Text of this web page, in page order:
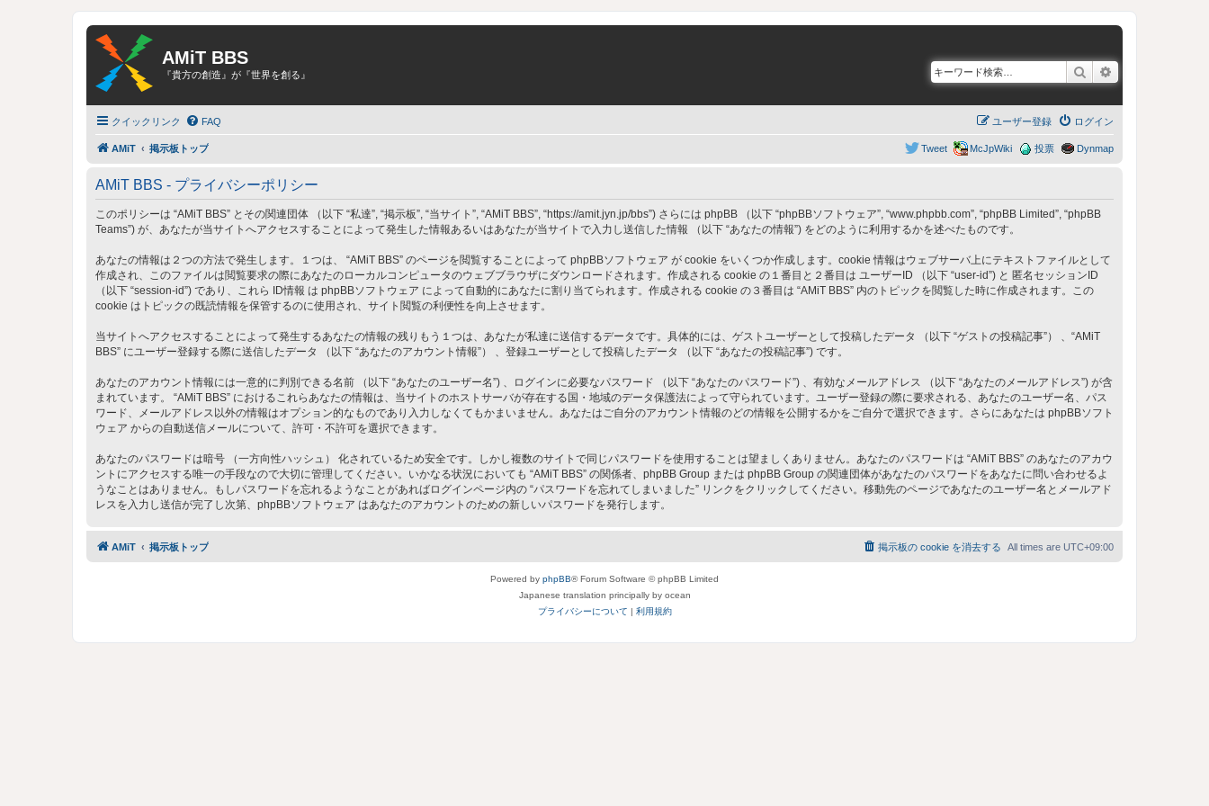
AMiT BBS
『貴方の創造』が『世界を創る』 検索
クイックリンク FAQ ログイン
ユーザー登録
AMiT 掲示板トップ Dynmap
投票
McJpWiki
Tweet
AMiT BBS - プライバシーポリシー
このポリシーは “AMiT BBS” とその関連団体 （以下 “私達”, “掲示板”, “当サイト”, “AMiT BBS”, “https://amit.jyn.jp/bbs”) さらには phpBB （以下 “phpBBソフトウェア”, “www.phpbb.com”, “phpBB Limited”, “phpBB
Teams”) が、あなたが当サイトへアクセスすることによって発生した情報あるいはあなたが当サイトで入力し送信した情報 （以下 “あなたの情報”) をどのように利用するかを述べたものです。
あなたの情報は２つの方法で発生します。１つは、 “AMiT BBS” のページを閲覧することによって phpBBソフトウェア が cookie をいくつか作成します。cookie 情報はウェブサーバ上にテキストファイルとして
作成され、このファイルは閲覧要求の際にあなたのローカルコンピュータのウェブブラウザにダウンロードされます。作成される cookie の１番目と２番目は ユーザーID （以下 “user-id”) と 匿名セッションID
（以下 “session-id”) であり、これら ID情報 は phpBBソフトウェア によって自動的にあなたに割り当てられます。作成される cookie の３番目は “AMiT BBS” 内のトピックを閲覧した時に作成されます。この
cookie はトピックの既読情報を保管するのに使用され、サイト閲覧の利便性を向上させます。
当サイトへアクセスすることによって発生するあなたの情報の残りもう１つは、あなたが私達に送信するデータです。具体的には、ゲストユーザーとして投稿したデータ （以下 “ゲストの投稿記事”） 、“AMiT
BBS” にユーザー登録する際に送信したデータ （以下 “あなたのアカウント情報”） 、登録ユーザーとして投稿したデータ （以下 “あなたの投稿記事”) です。
あなたのアカウント情報には一意的に判別できる名前 （以下 “あなたのユーザー名”) 、ログインに必要なパスワード （以下 “あなたのパスワード”) 、有効なメールアドレス （以下 “あなたのメールアドレス”) が含
まれています。 “AMiT BBS” におけるこれらあなたの情報は、当サイトのホストサーバが存在する国・地域のデータ保護法によって守られています。ユーザー登録の際に要求される、あなたのユーザー名、パス
ワード、メールアドレス以外の情報はオプション的なものであり入力しなくてもかまいません。あなたはご自分のアカウント情報のどの情報を公開するかをご自分で選択できます。さらにあなたは phpBBソフト
ウェア からの自動送信メールについて、許可・不許可を選択できます。
あなたのパスワードは暗号 （一方向性ハッシュ） 化されているため安全です。しかし複数のサイトで同じパスワードを使用することは望ましくありません。あなたのパスワードは “AMiT BBS” のあなたのアカウ
ントにアクセスする唯一の手段なので大切に管理してください。いかなる状況においても “AMiT BBS” の関係者、phpBB Group または phpBB Group の関連団体があなたのパスワードをあなたに問い合わせるよ
うなことはありません。もしパスワードを忘れるようなことがあればログインページ内の “パスワードを忘れてしまいました” リンクをクリックしてください。移動先のページであなたのユーザー名とメールアド
レスを入力し送信が完了し次第、phpBBソフトウェア はあなたのアカウントのための新しいパスワードを発行します。
AMiT 掲示板トップ All times are UTC+09:00
掲示板の cookie を消去する
Powered by phpBB® Forum Software © phpBB Limited
Japanese translation principally by ocean
プライバシーについて | 利用規約